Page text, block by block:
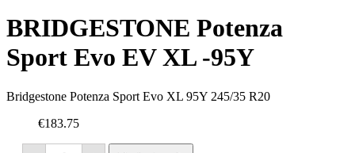
BRIDGESTONE Potenza
Sport Evo EV XL -95Y
Bridgestone Potenza Sport Evo XL 95Y 245/35 R20
€183.75
BRIDGESTONE